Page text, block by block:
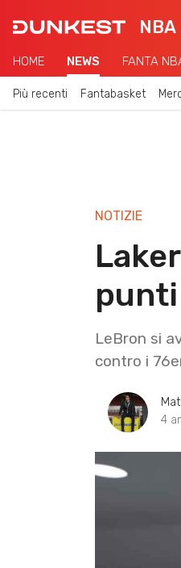
NBA
HOME NEWS FANTA
Più recenti Fantabasket
NOTIZIE
LeBron si
contro i
4